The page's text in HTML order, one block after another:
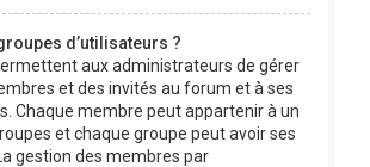
d’utilisateurs ?
aux administrateurs de gérer
et des invités au forum et à ses
Chaque membre peut appartenir à un
et chaque groupe peut avoir ses
gestion des membres par